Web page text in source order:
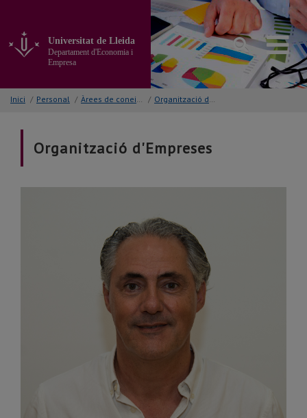
contingut
principal
pàgina
Universitat de Lleida
Departament d'Economia i
Empresa
Inici / Personal / Àrees de coneixement / Organització d'Empreses
Organització d'Empreses